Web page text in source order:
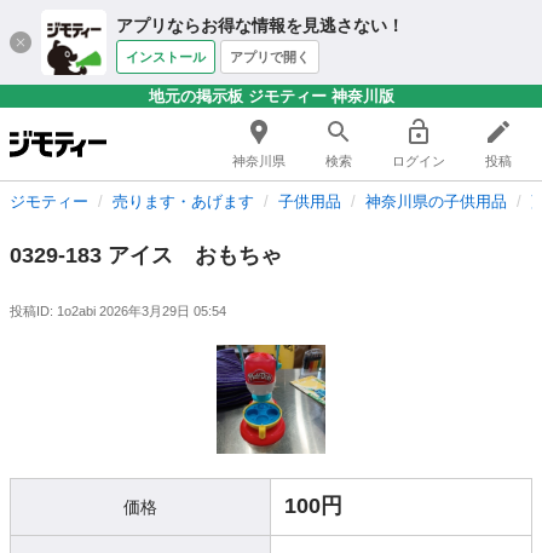
アプリならお得な情報を見逃さない！
インストール アプリで開く
地元の掲示板 ジモティー 神奈川版
神奈川県 検索 ログイン 投稿
ジモティー 売ります・あげます 子供用品 神奈川県の子供用品
0329-183 アイス おもちゃ
投稿ID: 1o2abi 2026年3月29日 05:54
価格 100円